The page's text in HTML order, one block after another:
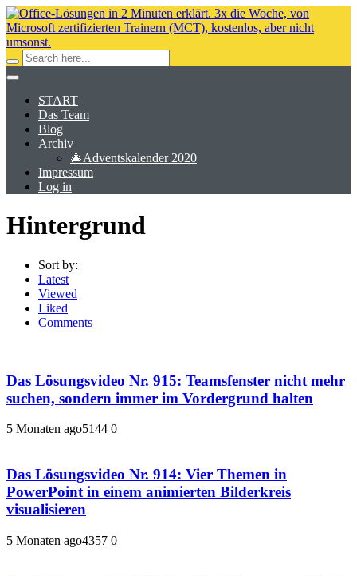
START
Das Team
Blog
Archiv
🎄Adventskalender 2020
Impressum
Log in
Hintergrund
Sort by:
Latest
Viewed
Liked
Comments
Das Lösungsvideo Nr. 915: Teamsfenster nicht mehr
suchen, sondern immer im Vordergrund halten
5 Monaten ago5144 0
Das Lösungsvideo Nr. 914: Vier Themen in
PowerPoint in einem animierten Bilderkreis
visualisieren
5 Monaten ago4357 0